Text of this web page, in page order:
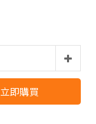
立即購買